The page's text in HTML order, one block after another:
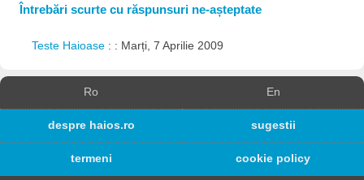
Întrebări scurte cu răspunsuri ne-așteptate
Teste Haioase : : Marți, 7 Aprilie 2009
Ro En
despre haios.ro sugestii
termeni cookie policy